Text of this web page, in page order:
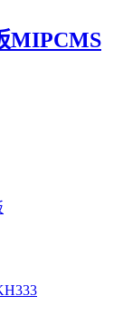
MIPCMS